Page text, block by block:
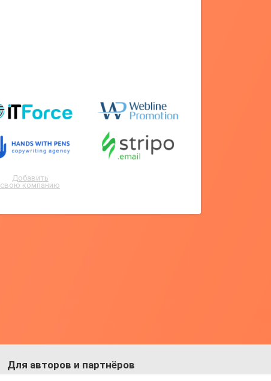
Добавить
свою компанию
Для авторов и партнёров